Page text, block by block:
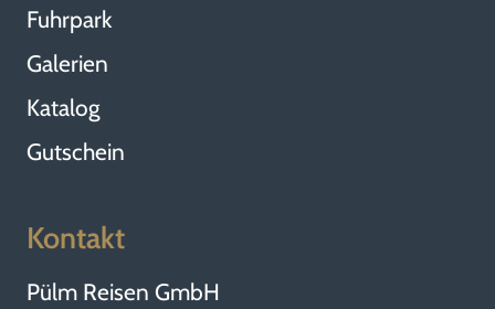
Fuhrpark
Galerien
Katalog
Gutschein
Kontakt
Pülm Reisen GmbH